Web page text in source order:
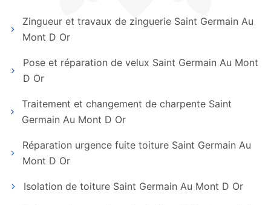
Zingueur et travaux de zinguerie Saint Germain Au
Mont D Or
Pose et réparation de velux Saint Germain Au Mont
D Or
Traitement et changement de charpente Saint
Germain Au Mont D Or
Réparation urgence fuite toiture Saint Germain Au
Mont D Or
Isolation de toiture Saint Germain Au Mont D Or